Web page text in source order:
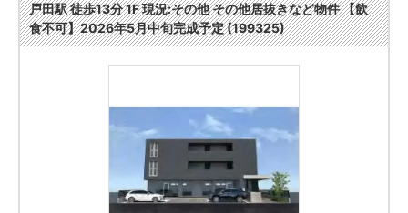
戸田駅 徒歩13分 1F 現況:その他 その他居抜きなど物件 【飲
食不可】2026年5月中旬完成予定 (199325)